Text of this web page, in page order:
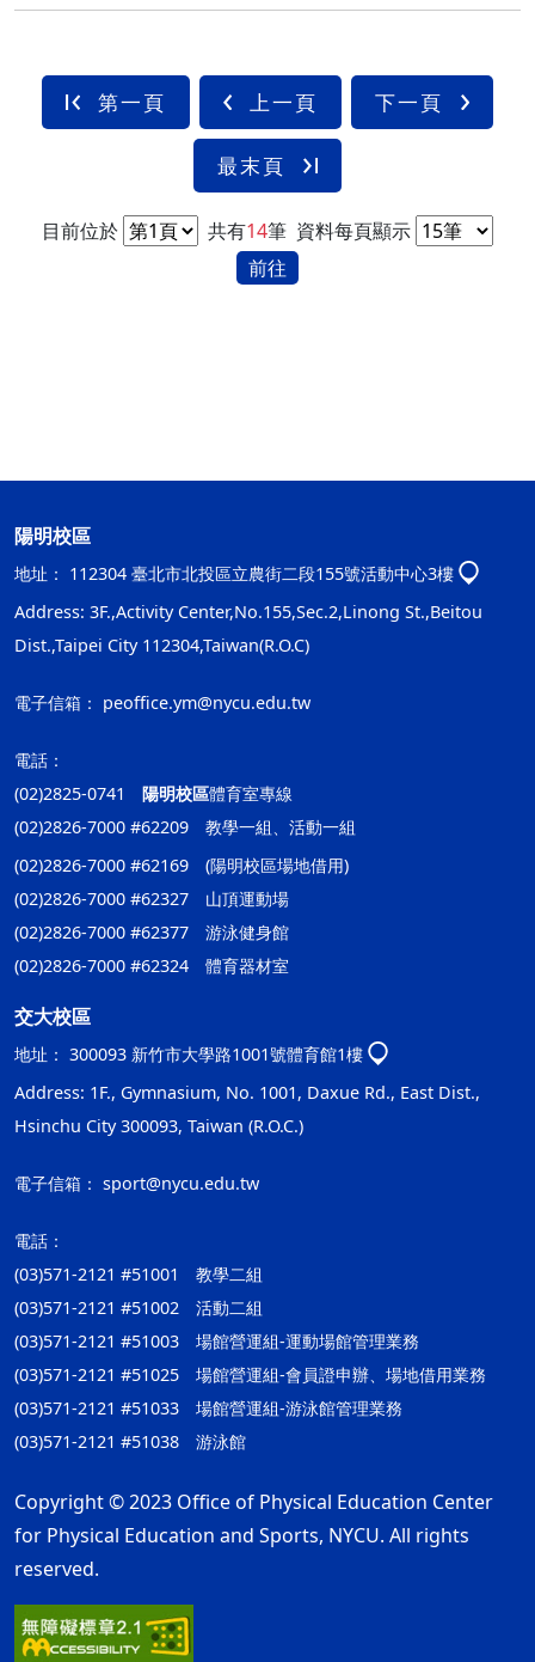
第一頁 上一頁 下一頁
最末頁
目前位於 共有14筆 資料每頁顯示
前往
陽明校區
地址： 112304 臺北市北投區立農街二段155號活動中心3樓
Address: 3F.,Activity Center,No.155,Sec.2,Linong St.,Beitou
Dist.,Taipei City 112304,Taiwan(R.O.C)
電子信箱： peoffice.ym@nycu.edu.tw
電話：
(02)2825-0741 陽明校區體育室專線
(02)2826-7000 #62209 教學一組、活動一組
(02)2826-7000 #62169 (陽明校區場地借用)
(02)2826-7000 #62327 山頂運動場
(02)2826-7000 #62377 游泳健身館
(02)2826-7000 #62324 體育器材室
交大校區
地址： 300093 新竹市大學路1001號體育館1樓
Address: 1F., Gymnasium, No. 1001, Daxue Rd., East Dist.,
Hsinchu City 300093, Taiwan (R.O.C.)
電子信箱： sport@nycu.edu.tw
電話：
(03)571-2121 #51001 教學二組
(03)571-2121 #51002 活動二組
(03)571-2121 #51003 場館營運組-運動場館管理業務
(03)571-2121 #51025 場館營運組-會員證申辦、場地借用業務
(03)571-2121 #51033 場館營運組-游泳館管理業務
(03)571-2121 #51038 游泳館
Copyright © 2023 Office of Physical Education Center
for Physical Education and Sports, NYCU. All rights
reserved.